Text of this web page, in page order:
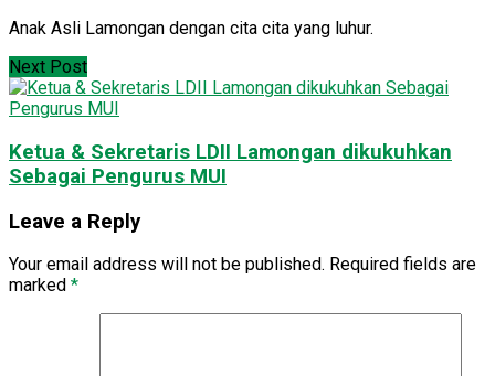
Anak Asli Lamongan dengan cita cita yang luhur.
Next Post
Ketua & Sekretaris LDII Lamongan dikukuhkan
Sebagai Pengurus MUI
Leave a Reply
Your email address will not be published. Required fields are
marked *